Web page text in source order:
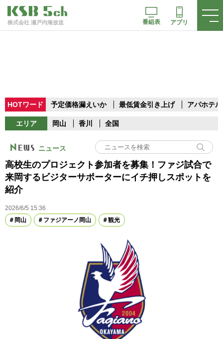
株式会社 瀬戸内海放送 番組表 アプリ
HOTワード 予定価格漏えいか 最低賃金引き上げ アパホテル
エリア 岡山 香川 全国
ニュース
高校生のプロジェクト参加者を募集！ファジ試合で
来岡するビジターサポーターにイチ押しスポットを
紹介
2026/6/5 15:36
岡山
ファジアーノ岡山 観光